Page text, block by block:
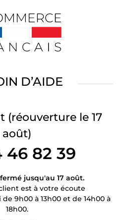
D’AIDE
(réouverture le 17
août)
46 82 39
jusqu'au 17 août.
est à votre écoute
9h00 à 13h00 et de 14h00 à
18h00.